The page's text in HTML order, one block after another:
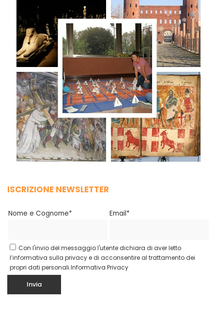
ISCRIZIONE NEWSLETTER
Nome e Cognome* Email*
Con l'invio del messaggio l'utente dichiara di aver letto
l’informativa sulla privacy e di acconsentire al trattamento dei
propri dati personali.Informativa Privacy